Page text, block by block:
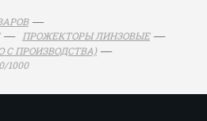
ПРОЖЕКТОРЫ ЛИНЗОВЫЕ
С ПРОИЗВОДСТВА)
1000